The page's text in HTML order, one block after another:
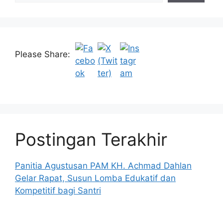
Please Share:
Postingan Terakhir
Panitia Agustusan PAM KH. Achmad Dahlan
Gelar Rapat, Susun Lomba Edukatif dan
Kompetitif bagi Santri